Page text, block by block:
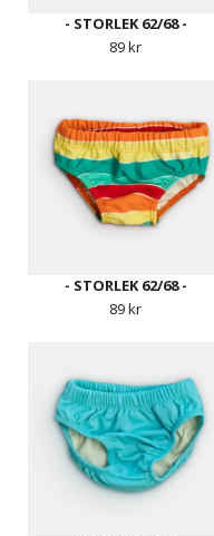
- STORLEK 62/68 -
89 kr
- STORLEK 62/68 -
89 kr